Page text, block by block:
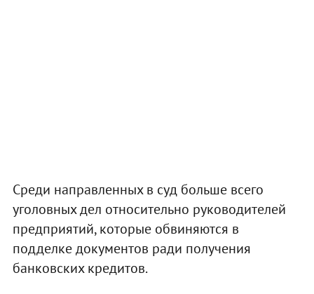
Среди направленных в суд больше всего
уголовных дел относительно руководителей
предприятий, которые обвиняются в
подделке документов ради получения
банковских кредитов.